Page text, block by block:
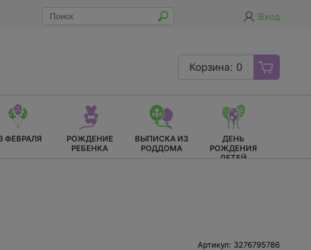
Вход
Корзина: 0
ФЕВРАЛЯ
РОЖДЕНИЕ
РЕБЕНКА
ВЫПИСКА ИЗ
РОДДОМА
ДЕНЬ
РОЖДЕНИЯ
ДЕТЕЙ
Артикул: 3276795786